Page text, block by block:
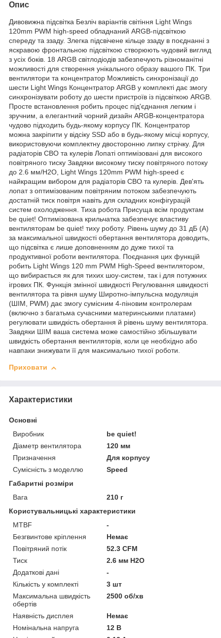
Опис
Дивовижна підсвітка Безліч варіантів світіння Light Wings
120mm PWM high-speed обладнаний ARGB-підсвіткою
спереду та ззаду. Злегка підсвічене кільце ззаду в поєднанні з
яскравою фронтальною підсвіткою створюють чудовий вигляд
з усіх боків. 18 ARGB світлодіодів забезпечують різноманітні
можливості для створення унікального образу вашого ПК. Три
вентилятори та концентратор Можливість синхронізації до
шести Light Wings Концентратор ARGB у комплекті дає змогу
синхронізувати роботу до шести пристроїв із підсвіткою ARGB.
Просте встановлення робить процес під'єднання легким і
зручним, а елегантний чорний дизайн ARGB-концентратора
чудово підходить будь-якому корпусу ПК. Концентратор
можна закріпити у відсіку SSD або в будь-якому місці корпусу,
використовуючи комплектну двосторонню липку стрічку. Для
радіаторів СВО та кулерів Лопаті оптимізовані для високого
повітряного тиску Завдяки високому тиску повітряного потоку
до 2.6 мм/H2O, Light Wings 120mm PWM high-speed є
найкращим вибором для радіаторів СВО та кулерів. Дев'ять
лопат з оптимізованим повітряним потоком забезпечують
достатній тиск повітря навіть для складних конфігурацій
систем охолодження. Тиха робота Присуща всім продуктам
be quiet! Оптимізована крильчатка забезпечує властиву
вентиляторам be quiet! тиху роботу. Рівень шуму до 31 дБ (А)
за максимальної швидкості обертання вентилятора доводить,
що підсвітка є лише доповненням до дуже тихої та
продуктивної роботи вентилятора. Поєднання цих функцій
робить Light Wings 120 mm PWM High-Speed вентилятором,
що вибирається як для тихих шоу-систем, так і для потужних
ігрових ПК. Функція змінної швидкості Регулювання швидкості
вентилятора та рівня шуму Широтно-імпульсна модуляція
(ШІМ, PWM) дає змогу сумісним 4-піновим контролерам
(включно з багатьма сучасними материнськими платами)
регулювати швидкість обертання й рівень шуму вентилятора.
Завдяки ШІМ ваша система може самостійно збільшувати
швидкість обертання вентиляторів, коли це необхідно або
навпаки знижувати її для максимально тихої роботи.
Приховати
Характеристики
Основні
Виробник
be quiet!
Діаметр вентилятора
120 мм
Призначення
Для корпусу
Сумісність з моделлю
Speed
Габаритні розміри
Вага
210 г
Користувальницькі характеристики
MTBF
-
Безгвинтове кріплення
Немає
Повітряний потік
52.3 CFM
Тиск
2.6 мм H2O
Додаткові дані
-
Кількість у комплекті
3 шт
Максимальна швидкість
обертів
2500 об/хв
Наявність дисплея
Немає
Номінальна напруга
12 В